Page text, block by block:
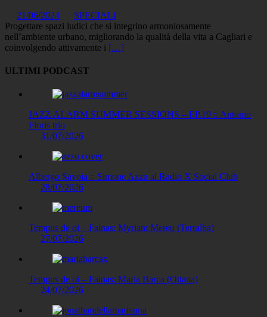
21/06/2024
SPECIALI
Progettare spazi ludici che si integrino armoniosamente
nell’ambiente urbano, migliorando la qualità della vita a Cagliari e
coinvolgendo attivamente i […]
ULTIMI PODCAST
JAZZ ALARM SUMMER SESSIONS – EP.19 :: Antonio
Floris trio
31/07/2026
Albergo Savoia :: Simone Azzu al Radio X Social Club
28/07/2026
Tempus de oi – Fainas: Myriam Mereu (Terralba)
27/07/2026
Tempus de oi – Fainas: Maria Barca (Ottana)
24/07/2026